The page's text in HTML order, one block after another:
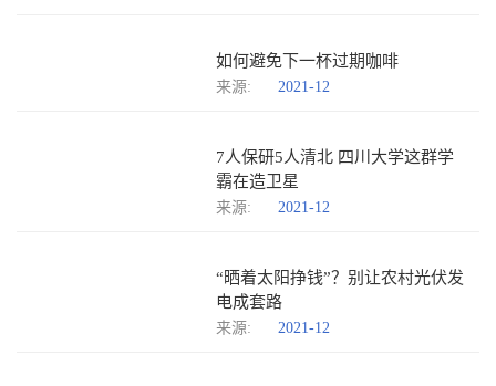
如何避免下一杯过期咖啡
来源: 2021-12
7人保研5人清北 四川大学这群学
霸在造卫星
来源: 2021-12
“晒着太阳挣钱”？别让农村光伏发
电成套路
来源: 2021-12